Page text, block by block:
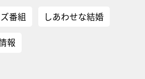
番組 しあわせな結婚
報